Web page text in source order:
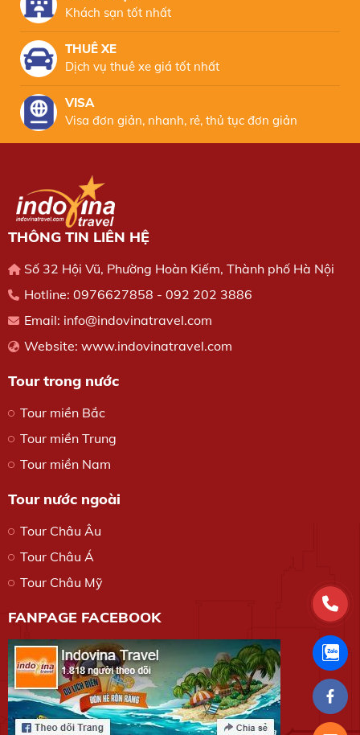
Khách sạn tốt nhất
THUÊ XE
Dịch vụ thuê xe giá tốt nhất
VISA
Visa đơn giản, nhanh, rẻ, thủ tục đơn giản
THÔNG TIN LIÊN HỆ
Số 32 Hội Vũ, Phường Hoàn Kiếm, Thành phố Hà Nội
Hotline: 0976627858 - 092 202 3886
Email: info@indovinatravel.com
Website: www.indovinatravel.com
Tour trong nước
Tour miền Bắc
Tour miền Trung
Tour miền Nam
Tour nước ngoài
Tour Châu Âu
Tour Châu Á
Tour Châu Mỹ
FANPAGE FACEBOOK